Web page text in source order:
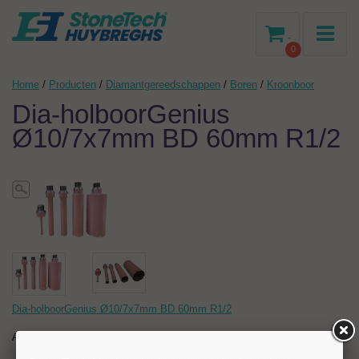
0
-
Home / Producten / Diamantgereedschappen / Boren / Kroonboor
Dia-holboorGenius
Ø10/7x7mm BD 60mm R1/2
Dia-holboorGenius Ø10/7x7mm BD 60mm R1/2
Artikelnr: